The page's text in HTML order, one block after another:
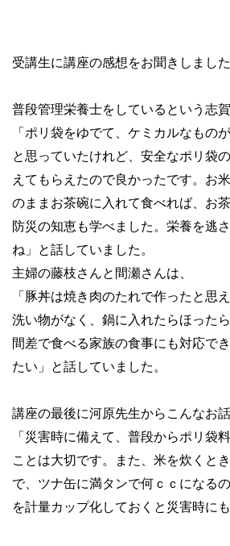
受講生に講座の感想をお聞きしました
普段管理栄養士をしているという志賀
「ポリ袋をゆでて、ケミカルなもの
と思っていたけれど、安全なポリ袋
えてもらえたので良かったです。お
のままお茶碗に入れて食べれば、お
防災の知恵も学べました。栄養を逃
ね」と話していました。
主婦の藤枝さんと間瀬さんは、
「豚丼は焼き肉のたれで作ったと思
洗い物がなく、鍋に入れたらほった
間差で食べる家族の食事にも対応で
たい」と話していました。
講座の最後に河原先生からこんなお
「災害時に備えて、普段からポリ袋
ことは大切です。また、米を炊くと
で、ツナ缶に満タンで何ｃｃになる
を計量カップ化しておくと災害時に